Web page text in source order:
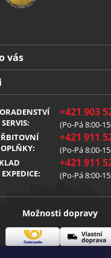
vás
údajů
+421 903
(Po-Pá 8:00-
+421 911
(Po-Pá 8:00-
+421 911
(Po-Pá 8:00-
Možnosti dopravy